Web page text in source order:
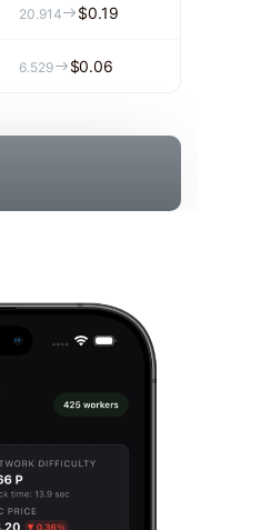
20.914 $0.19
6.529 $0.06